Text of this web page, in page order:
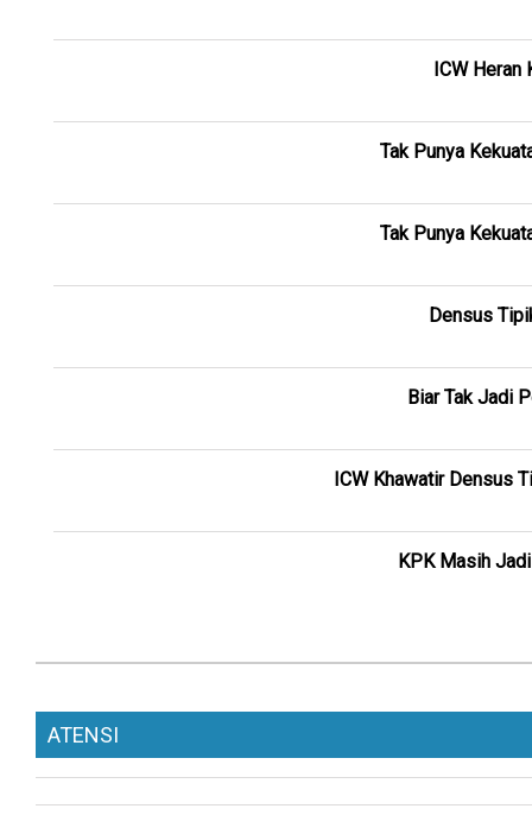
ICW Heran
Tak Punya
Tak Punya
Densus
Biar Tak Jadi
ICW Khawatir Densus
KPK Masih
ATENSI